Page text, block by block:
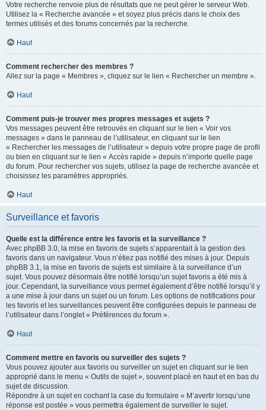
Votre recherche renvoie plus de résultats que ne peut gérer le serveur Web.
Utilisez la « Recherche avancée » et soyez plus précis dans le choix des
termes utilisés et des forums concernés par la recherche.
Haut
Comment rechercher des membres ?
Allez sur la page « Membres », cliquez sur le lien « Rechercher un membre ».
Haut
Comment puis-je trouver mes propres messages et sujets ?
Vos messages peuvent être retrouvés en cliquant sur le lien « Voir vos
messages » dans le panneau de l’utilisateur, en cliquant sur le lien
« Rechercher les messages de l’utilisateur » depuis votre propre page de profil
ou bien en cliquant sur le lien « Accès rapide » depuis n’importe quelle page
du forum. Pour rechercher vos sujets, utilisez la page de recherche avancée et
choisissez les paramètres appropriés.
Haut
Surveillance et favoris
Quelle est la différence entre les favoris et la surveillance ?
Avec phpBB 3.0, la mise en favoris de sujets s’apparentait à la gestion des
favoris dans un navigateur. Vous n’étiez pas notifié des mises à jour. Depuis
phpBB 3.1, la mise en favoris de sujets est similaire à la surveillance d’un
sujet. Vous pouvez désormais être notifié lorsqu’un sujet favoris a été mis à
jour. Cependant, la surveillance vous permet également d’être notifié lorsqu’il y
a une mise à jour dans un sujet ou un forum. Les options de notifications pour
les favoris et les surveillances peuvent être configurées depuis le panneau de
l’utilisateur dans l’onglet « Préférences du forum ».
Haut
Comment mettre en favoris ou surveiller des sujets ?
Vous pouvez ajouter aux favoris ou surveiller un sujet en cliquant sur le lien
approprié dans le menu « Outils de sujet », souvent placé en haut et en bas du
sujet de discussion.
Répondre à un sujet en cochant la case du formulaire « M’avertir lorsqu’une
réponse est postée » vous permettra également de surveiller le sujet.